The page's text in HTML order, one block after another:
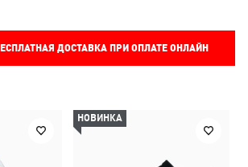
ДОСТАВКА ПРИ ОПЛАТЕ ОНЛАЙН
НОВИНКА